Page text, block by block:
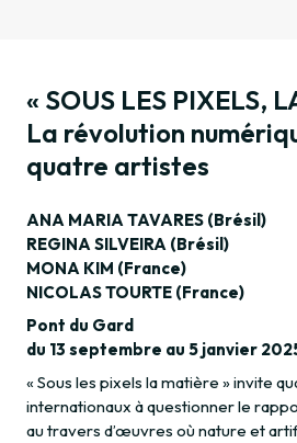
« SOUS LES PIXELS,
La révolution
quatre artistes
ANA MARIA TAVARES (Brésil)
REGINA SILVEIRA (Brésil)
MONA KIM (France)
NICOLAS TOURTE (France)
Pont du Gard
du 13 septembre au 5 janvier
« Sous les pixels la matière » invite
internationaux à questionner le
au travers d’œuvres où nature et